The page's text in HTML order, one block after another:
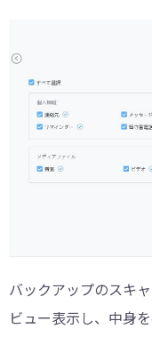
バックアップのスキ
ビュー表示し、中身